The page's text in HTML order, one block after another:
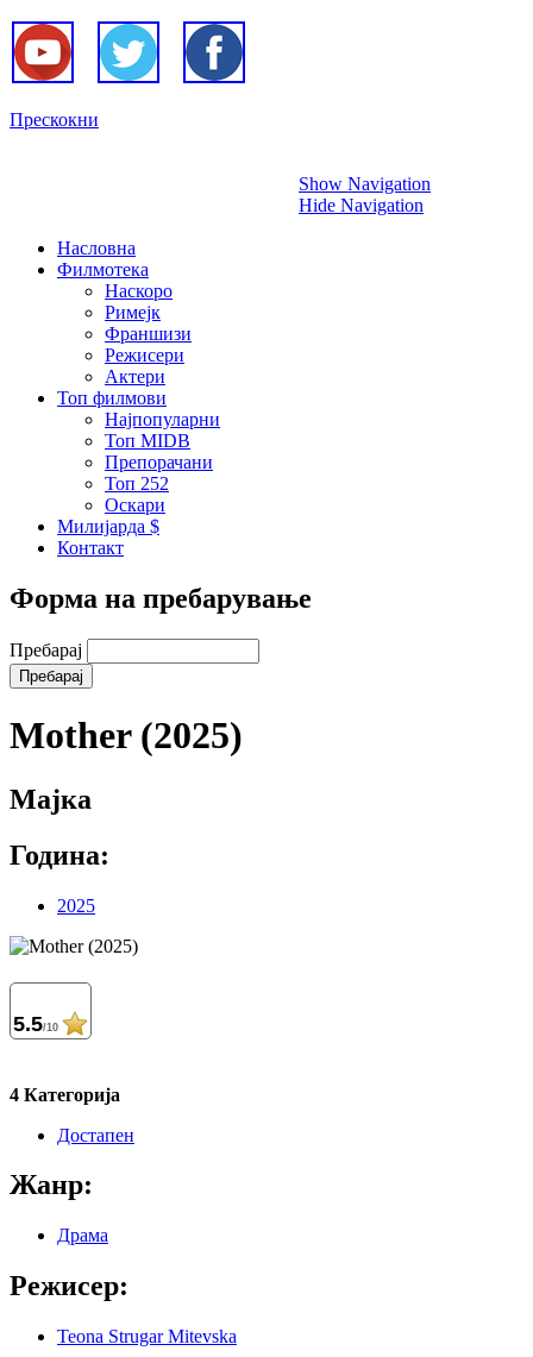
Прескокни
Show Navigation
Hide Navigation
Насловна
Филмотека
Наскоро
Римејк
Франшизи
Режисери
Актери
Топ филмови
Најпопуларни
Топ MIDB
Препорачани
Топ 252
Оскари
Милијарда $
Контакт
Форма на пребарување
Пребарај
Mother (2025)
Мајка
Година:
2025
5.5/10
4 Категорија
Достапен
Жанр:
Драма
Режисер:
Teona Strugar Mitevska